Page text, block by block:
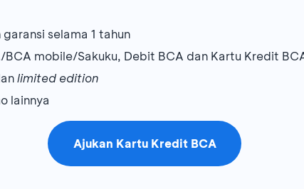
selama 1 tahun
BCA mobile/Sakuku, Debit BCA dan Kartu Kredit
limited edition
lainnya
Ajukan Kartu Kredit BCA